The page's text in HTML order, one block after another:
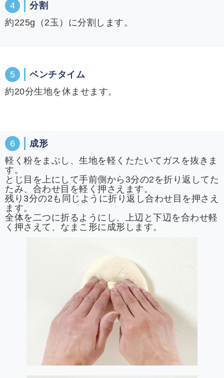
4
分割
約225g（2玉）に分割します。
5
ベンチタイム
約20分生地を休ませます。
6
成形
軽く粉をまぶし、生地を軽くたたいてガスを抜きま
す。
とじ目を上にして手前側から3分の2を折り返してた
たみ、合わせ目を軽く押さえます。
残り3分の2も同じように折り返し合わせ目を押さえ
ます。
全体を二つに折るようにし、上辺と下辺を合わせ軽
く押さえて、なまこ形に成形します。